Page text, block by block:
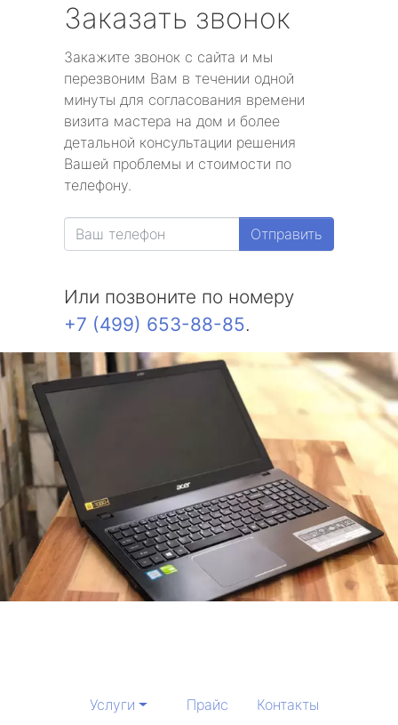
Заказать звонок
Закажите звонок с сайта и мы
перезвоним Вам в течении одной
минуты для согласования времени
визита мастера на дом и более
детальной консультации решения
Вашей проблемы и стоимости по
телефону.
Отправить
Или позвоните по номеру
+7 (499) 653-88-85.
Услуги Прайс Контакты